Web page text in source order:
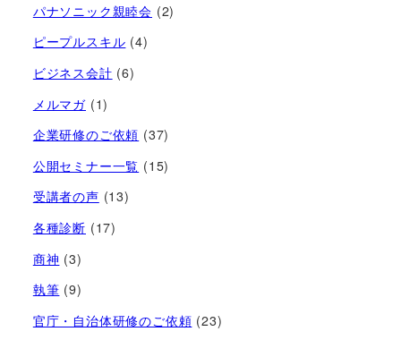
パナソニック親睦会 (2)
ピープルスキル (4)
ビジネス会計 (6)
メルマガ (1)
企業研修のご依頼 (37)
公開セミナー一覧 (15)
受講者の声 (13)
各種診断 (17)
商神 (3)
執筆 (9)
官庁・自治体研修のご依頼 (23)